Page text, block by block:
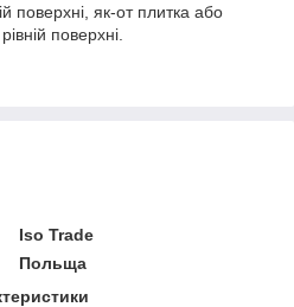
поверхні, як-от плитка або
поверхні.
Iso Trade
Польща